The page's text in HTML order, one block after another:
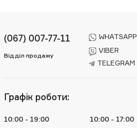
(067) 007-77-11
Відділ продажу
WHATSAPP
VIBER
TELEGRAM
Графік роботи:
10:00 - 19:00 10:00 - 17:00